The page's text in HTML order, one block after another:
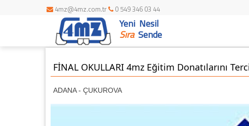
4mz@4mz.com.tr 0 549 346 03 44
Yeni Nesil
SıraSende
FİNAL OKULLARI 4mz Eğitim Donatılarını
ADANA - ÇUKUROVA